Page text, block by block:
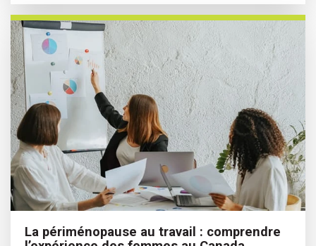
La périménopause au travail : comprendre